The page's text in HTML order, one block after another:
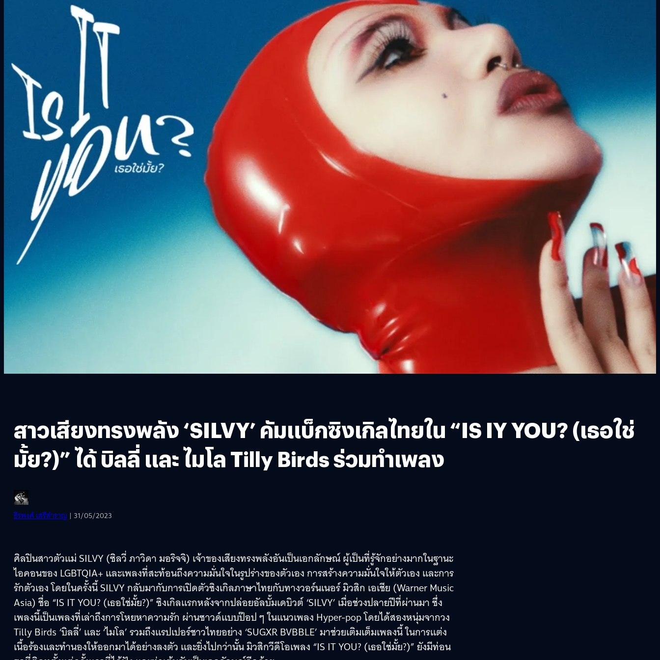
สาวเสียงทรงพลัง ‘SILVY’ คัมแบ็กซิงเกิลไทยใน “IS IY YOU? (เธอใช่
มั้ย?)” ได้ บิลลี่ และ ไมโล Tilly Birds ร่วมทำเพลง
ธีรพงศ์ เสรีสำราญ | 31/05/2023
ศิลปินสาวตัวแม่ SILVY (ซิลวี่ ภาวิดา มอริจจิ) เจ้าของเสียงทรงพลังอันเป็นเอกลักษณ์ ผู้เป็นที่รู้จักอย่างมากในฐานะ
ไอคอนของ LGBTQIA+ และเพลงที่สะท้อนถึงความมั่นใจในรูปร่างของตัวเอง การสร้างความมั่นใจให้ตัวเอง และการ
รักตัวเอง โดยในครั้งนี้ SILVY กลับมากับการเปิดตัวซิงเกิลภาษาไทยกับทางวอร์นเนอร์ มิวสิก เอเชีย (Warner Music
Asia) ชื่อ “IS IT YOU? (เธอใช่มั้ย?)” ซิงเกิลแรกหลังจากปล่อยอัลบั้มเดบิวต์ ‘SILVY’ เมื่อช่วงปลายปีที่ผ่านมา ซึ่ง
เพลงนี้เป็นเพลงที่เล่าถึงการโหยหาความรัก ผ่านซาวด์แบบป๊อป ๆ ในแนวเพลง Hyper-pop โดยได้สองหนุ่มจากวง
Tilly Birds ‘บิลลี่’ และ ‘ไมโล’ รวมถึงแรปเปอร์ชาวไทยอย่าง ‘SUGXR BVBBLE’ มาช่วยเติมเต็มเพลงนี้ ในการแต่ง
เนื้อร้องและทำนองให้ออกมาได้อย่างลงตัว และยิ่งไปกว่านั้น มิวสิกวีดีโอเพลง “IS IT YOU? (เธอใช่มั้ย?)” ยังมีท่อน